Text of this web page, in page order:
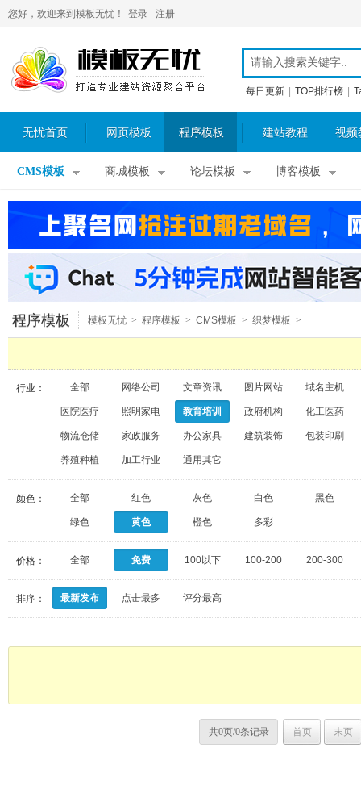
您好，欢迎来到模板无忧！ 登录 注册
每日更新 TOP排行榜
无忧首页 网页模板 程序模板 建站教程 视频
CMS模板 商城模板 论坛模板 博客模板
程序模板 模板无忧 > 程序模板 > CMS模板 > 织梦模板 >
行业： 全部 网络公司 文章资讯 图片网站 域名主机
医院医疗 照明家电 教育培训 政府机构 化工医药
物流仓储 家政服务 办公家具 建筑装饰 包装印刷
养殖种植 加工行业 通用其它
颜色： 全部 红色 灰色 白色 黑色
绿色 黄色 橙色 多彩
价格： 全部 免费 100以下 100-200 200-300
排序： 最新发布 点击最多 评分最高
共0页/0条记录 首页 末页